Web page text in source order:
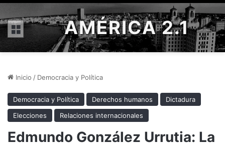
Menú AMÉRICA 2.1
Inicio / Democracia y Política
Democracia y Política Derechos humanos
Dictadura
Elecciones
Relaciones internacionales
Edmundo González Urrutia: La